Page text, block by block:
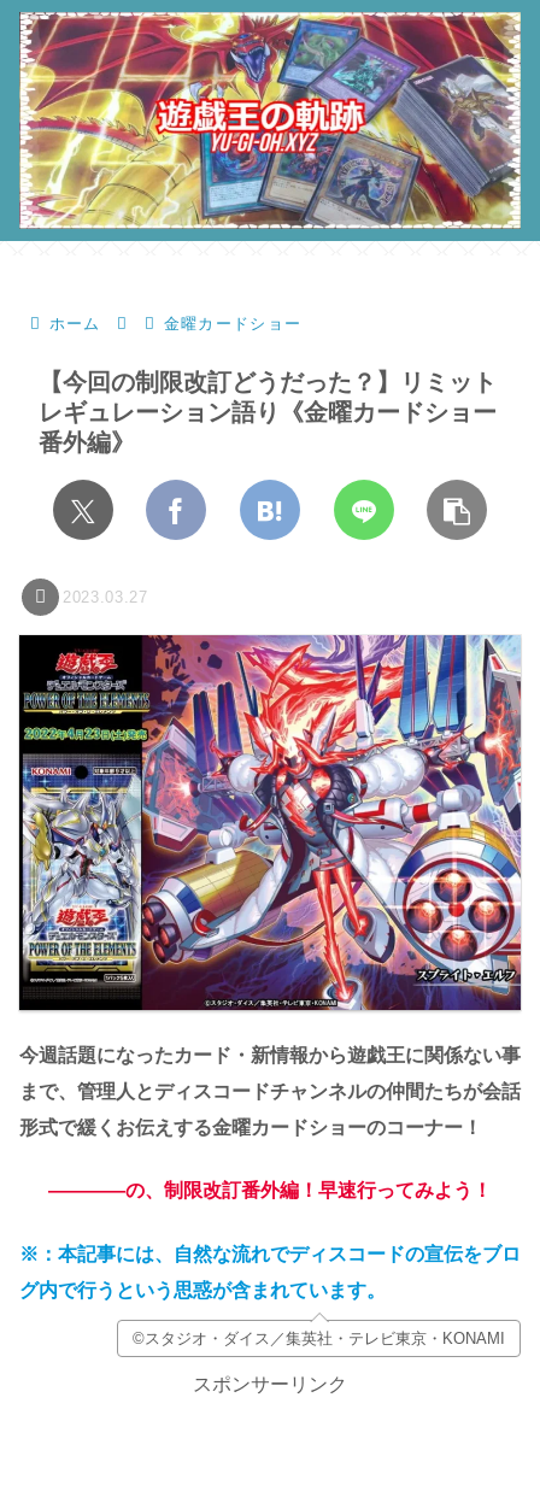
ホーム 金曜カードショー
【今回の制限改訂どうだった？】リミット
レギュレーション語り《金曜カードショー
番外編》
2023.03.27
今週話題になったカード・新情報から遊戯王に関係ない事
まで、管理人とディスコードチャンネルの仲間たちが会話
形式で緩くお伝えする金曜カードショーのコーナー！
――――の、制限改訂番外編！早速行ってみよう！
※：本記事には、自然な流れでディスコードの宣伝をブロ
グ内で行うという思惑が含まれています。
©スタジオ・ダイス／集英社・テレビ東京・KONAMI
スポンサーリンク